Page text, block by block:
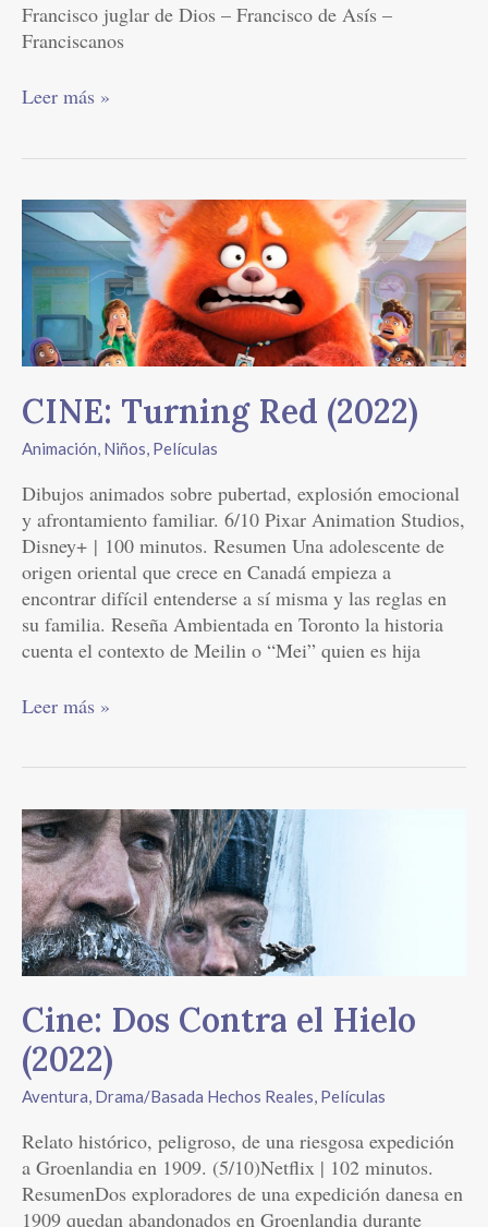
Francisco juglar de Dios – Francisco de Asís –
Franciscanos
Leer más »
CINE: Turning Red (2022)
Animación, Niños, Películas
Dibujos animados sobre pubertad, explosión emocional
y afrontamiento familiar. 6/10 Pixar Animation Studios,
Disney+ | 100 minutos. Resumen Una adolescente de
origen oriental que crece en Canadá empieza a
encontrar difícil entenderse a sí misma y las reglas en
su familia. Reseña Ambientada en Toronto la historia
cuenta el contexto de Meilin o “Mei” quien es hija
CINE:
Turning
Red
(2022)
Leer más »
Cine: Dos Contra el Hielo
(2022)
Aventura, Drama/Basada Hechos Reales, Películas
Relato histórico, peligroso, de una riesgosa expedición
a Groenlandia en 1909. (5/10)Netflix | 102 minutos.
ResumenDos exploradores de una expedición danesa en
1909 quedan abandonados en Groenlandia durante
Cine:
Dos
Contra
el
Hielo
(2022)